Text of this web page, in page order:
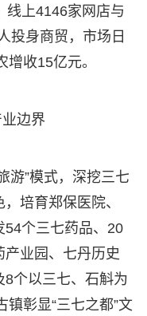
线上4146家网店与
投身商贸，市场日
收15亿元。
边界
游”模式，深挖三七
培育郑保医院、
54个三七药品、20
业园、七丹历史
个以三七、石斛为
彰显“三七之都”文